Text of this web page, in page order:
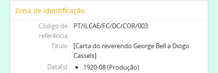
Zona de identificação
Código de
referência
PT/ILCAE/FC/DC/COR/003
Título
[Carta do reverendo George Bell a Diogo
Cassels]
Data(s)
1920-08 (Produção)